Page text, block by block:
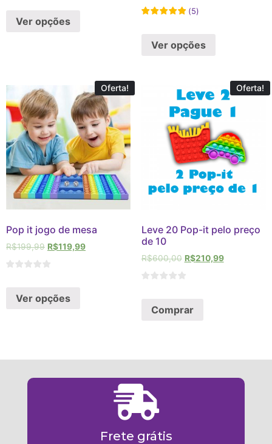
Ver opções
de 5
(5)
Ver opções
Oferta!
Pop it jogo de mesa
R$199,99 R$119,99
Ver opções
Oferta!
Leve 20 Pop-it pelo preço
de 10
R$600,00 R$210,99
Comprar
Frete grátis